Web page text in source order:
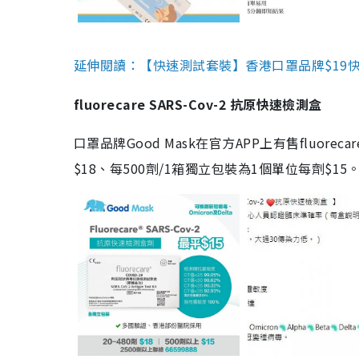
延伸閱讀：【快速測試套裝】香港口罩品牌
fluorecare SARS-Cov-2 抗原快速檢測盒
口罩品牌Good Mask在官方APP上有售
$18、每500劑/1箱獨立包裝為1個單位每劑$15